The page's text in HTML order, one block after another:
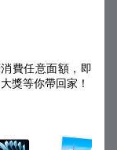
消費任意面額，即
獎等你帶回家！